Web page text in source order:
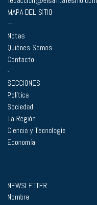
MAPA DEL SITIO
--
Notas
Quiénes Somos
Contacto
-
SECCIONES
Política
Sociedad
La Región
Ciencia y Tecnología
Economía
NEWSLETTER
Nombre